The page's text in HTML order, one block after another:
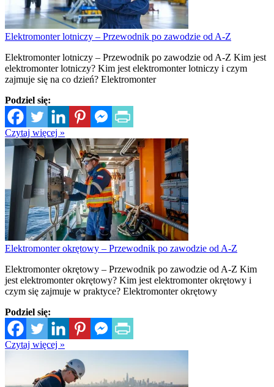
Elektromonter lotniczy – Przewodnik po zawodzie od A-Z
Elektromonter lotniczy – Przewodnik po zawodzie od A-Z Kim jest
elektromonter lotniczy? Kim jest elektromonter lotniczy i czym
zajmuje się na co dzień? Elektromonter
Podziel się:
Czytaj więcej »
Elektromonter okrętowy – Przewodnik po zawodzie od A-Z
Elektromonter okrętowy – Przewodnik po zawodzie od A-Z Kim
jest elektromonter okrętowy? Kim jest elektromonter okrętowy i
czym się zajmuje w praktyce? Elektromonter okrętowy
Podziel się:
Czytaj więcej »